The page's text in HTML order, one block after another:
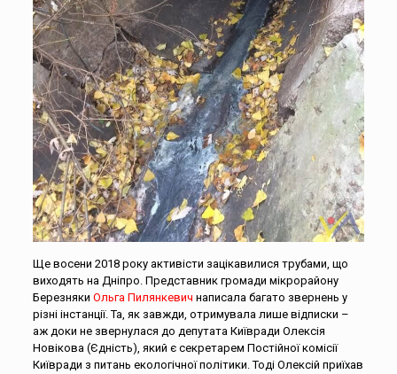
Ще восени 2018 року активісти зацікавилися трубами, що
виходять на Дніпро. Представник громади мікрорайону
Березняки Ольга Пилянкевич написала багато звернень у
різні інстанції. Та, як завжди, отримувала лише відписки –
аж доки не звернулася до депутата Київради Олексія
Новікова (Єдність), який є секретарем Постійної комісії
Київради з питань екологічної політики. Тоді Олексій приїхав